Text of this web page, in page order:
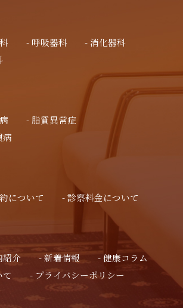
呼吸器科
消化器科
脂質異常症
病
について 診察料金について
紹介 新着情報
健康コラム
て
プライバシーポリシー